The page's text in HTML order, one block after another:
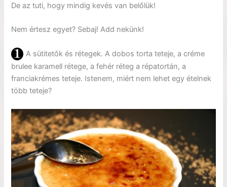
De az tuti, hogy mindig kevés van belőlük!
Nem értesz egyet? Sebaj! Add nekünk!
A sütitetők és rétegek. A dobos torta teteje, a créme
brulee karamell rétege, a fehér réteg a répatortán, a
franciakrémes teteje. Istenem, miért nem lehet egy ételnek
több teteje?